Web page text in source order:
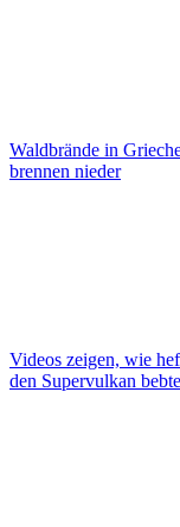
Waldbrände in
brennen nieder
Videos zeigen, wie
den Supervulkan bebte